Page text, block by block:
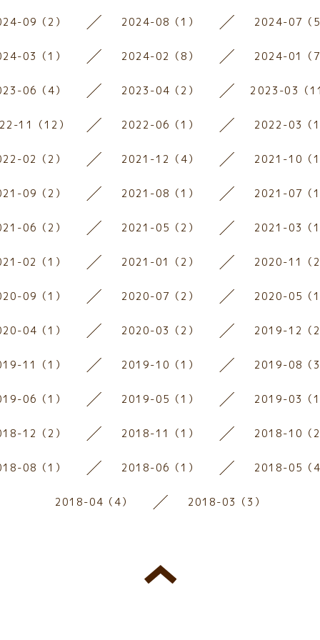
09（2） 2024-08（1） 2024-07（5
03（1） 2024-02（8） 2024-01（7
06（4） 2023-04（2） 2023-03（11
11（12） 2022-06（1） 2022-03（1
02（2） 2021-12（4） 2021-10（1
09（2） 2021-08（1） 2021-07（1
06（2） 2021-05（2） 2021-03（1
02（1） 2021-01（2） 2020-11（2
09（1） 2020-07（2） 2020-05（1
04（1） 2020-03（2） 2019-12（2
11（1） 2019-10（1） 2019-08（3
06（1） 2019-05（1） 2019-03（1
12（2） 2018-11（1） 2018-10（2
08（1） 2018-06（1） 2018-05（4
2018-04（4） 2018-03（3）